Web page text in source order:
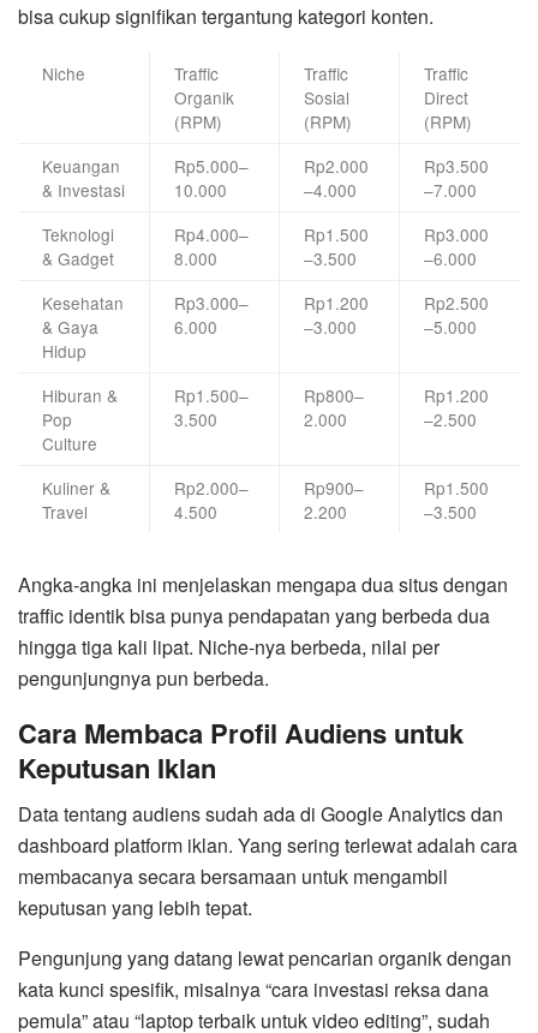
bisa cukup signifikan tergantung kategori konten.
Niche
Traffic
Organik
(RPM)
Traffic
Sosial
(RPM)
Traffic
Direct
(RPM)
Keuangan
& Investasi
Rp5.000–
10.000
Rp2.000
–4.000
Rp3.500
–7.000
Teknologi
& Gadget
Rp4.000–
8.000
Rp1.500
–3.500
Rp3.000
–6.000
Kesehatan
& Gaya
Hidup
Rp3.000–
6.000
Rp1.200
–3.000
Rp2.500
–5.000
Hiburan &
Pop
Culture
Rp1.500–
3.500
Rp800–
2.000
Rp1.200
–2.500
Kuliner &
Travel
Rp2.000–
4.500
Rp900–
2.200
Rp1.500
–3.500
Angka-angka ini menjelaskan mengapa dua situs dengan
traffic identik bisa punya pendapatan yang berbeda dua
hingga tiga kali lipat. Niche-nya berbeda, nilai per
pengunjungnya pun berbeda.
Cara Membaca Profil Audiens untuk
Keputusan Iklan
Data tentang audiens sudah ada di Google Analytics dan
dashboard platform iklan. Yang sering terlewat adalah cara
membacanya secara bersamaan untuk mengambil
keputusan yang lebih tepat.
Pengunjung yang datang lewat pencarian organik dengan
kata kunci spesifik, misalnya “cara investasi reksa dana
pemula” atau “laptop terbaik untuk video editing”, sudah